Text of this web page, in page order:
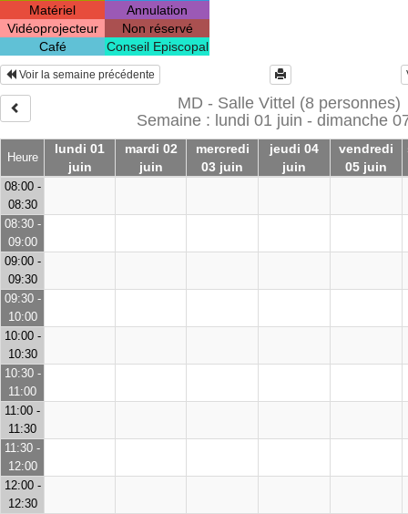
Matériel
Annulation
Vidéoprojecteur
Non réservé
Café
Conseil Episcopal
Heure
lundi 01
juin
mardi 02
juin
mercredi
03 juin
jeudi 04
juin
vendredi
05 juin
Voir la semaine précédente
MD - Salle Vittel (8 personnes)
Semaine : lundi 01 juin - dimanche
08:00 -
08:30
08:30 -
09:00
09:00 -
09:30
09:30 -
10:00
10:00 -
10:30
10:30 -
11:00
11:00 -
11:30
11:30 -
12:00
12:00 -
12:30